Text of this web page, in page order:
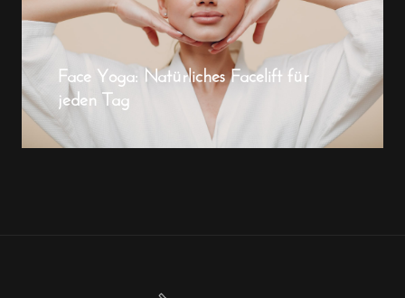
Face Yoga: Natürliches Facelift für
jeden Tag